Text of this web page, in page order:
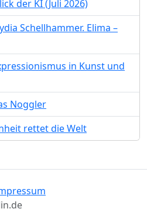
der KI (Juli 2026)
Schellhammer. Elima –
in Kunst und
Noggler
rettet die Welt